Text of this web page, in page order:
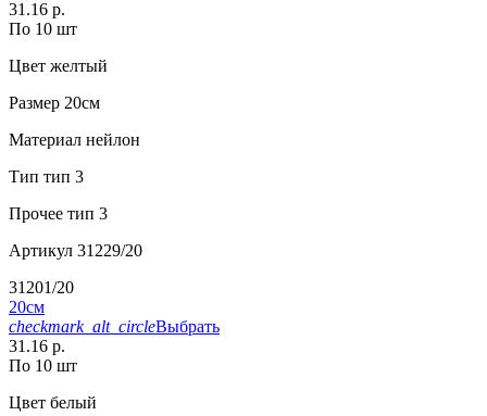
31.16 р.
По 10 шт
Цвет желтый
Размер 20см
Материал нейлон
Тип тип 3
Прочее тип 3
Артикул 31229/20
31201/20
20см
checkmark_alt_circleВыбрать
31.16 р.
По 10 шт
Цвет белый